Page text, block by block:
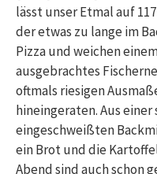
lässt unser Etmal auf
der etwas zu lange im
Pizza und weichen
ausgebrachtes
oftmals riesigen
hineingeraten. Aus
eingeschweißten
ein Brot und die
Abend sind auch schon